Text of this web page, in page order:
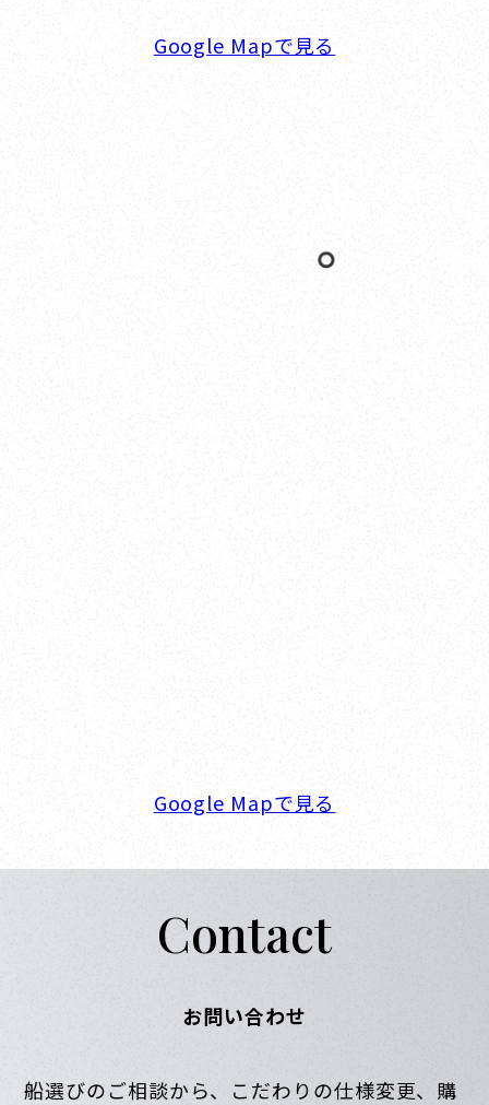
Google Mapで見る
Google Mapで見る
Contact
お問い合わせ
船選びのご相談から、こだわりの仕様変更、購